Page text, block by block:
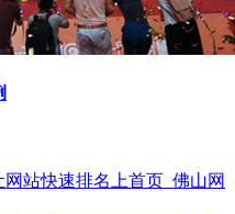
站快速排名上首页_佛山网